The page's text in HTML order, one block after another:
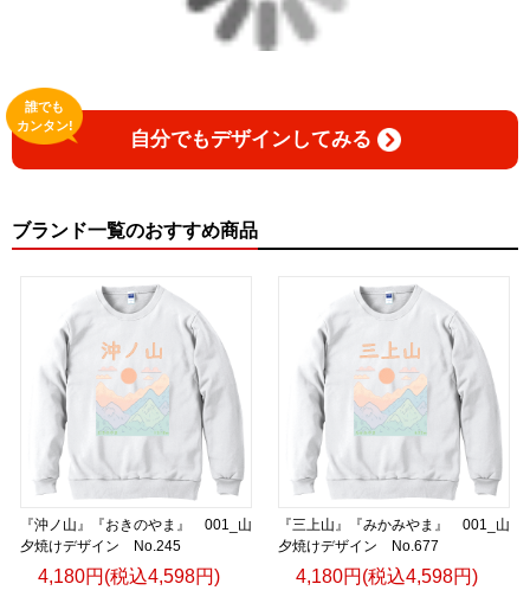
https://gicleepod.com/store/artist-ririkazetakeru
自分でもデザインしてみる
誰でも
カンタン!
ブランド一覧のおすすめ商品
『沖ノ山』『おきのやま』 001_山
夕焼けデザイン No.245
4,180円(税込4,598円)
『三上山』『みかみやま』 001_山
夕焼けデザイン No.677
4,180円(税込4,598円)